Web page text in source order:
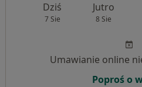
Dziś
7 Sie
Jutro
8 Sie
Umawianie online
Poproś o